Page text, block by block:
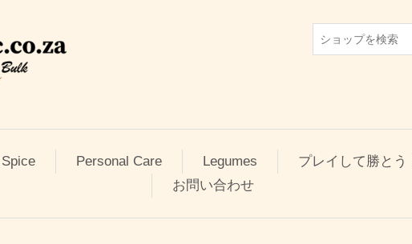
Personal Care Legumes プレイして勝とう
お問い合わせ